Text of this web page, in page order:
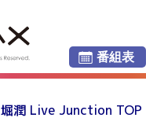
番組表
堀潤 Live Junction TOP